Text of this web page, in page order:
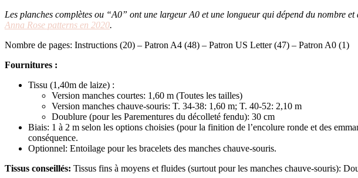
Les planches complètes ou “A0” ont une largeur A0 et une longueur qui dépend du nombre
Anna Rose patterns en 2020.
Nombre de pages: Instructions (20) – Patron A4 (48) – Patron US Letter (47) – Patron A0 (1)
Fournitures :
Tissu (1,40m de laize) :
Version manches courtes: 1,60 m (Toutes les tailles)
Version manches chauve-souris: T. 34-38: 1,60 m; T. 40-52: 2,10 m
Doublure (pour les Parementures du décolleté fendu): 30 cm
Biais: 1 à 2 m selon les options choisies (pour la finition de l’encolure ronde et des
conséquence.
Optionnel: Entoilage pour les bracelets des manches chauve-souris.
Tissus conseillés: Tissus fins à moyens et fluides (surtout pour les manches chauve-souris):